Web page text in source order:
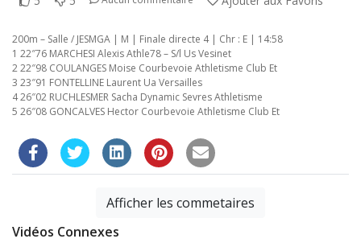
200m – Salle / JESMGA | M | Finale directe 4 | Chr : E | 14:58
1 22″76 MARCHESI Alexis Athle78 – S/l Us Vesinet
2 22″98 COULANGES Moise Courbevoie Athletisme Club Et
3 23″91 FONTELLINE Laurent Ua Versailles
4 26″02 RUCHLESMER Sacha Dynamic Sevres Athletisme
5 26″08 GONCALVES Hector Courbevoie Athletisme Club Et
Afficher les commetaires
Vidéos Connexes